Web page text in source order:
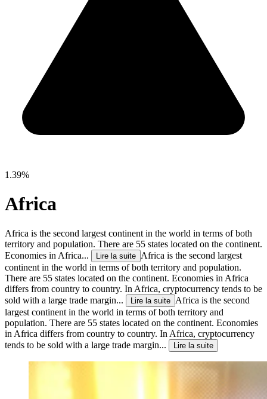
1.39%
Africa
Africa is the second largest continent in the world in terms of both
territory and population. There are 55 states located on the continent.
Economies in Africa...
Lire la suite Africa is the second largest
continent in the world in terms of both territory and population.
There are 55 states located on the continent. Economies in Africa
differs from country to country. In Africa, cryptocurrency tends to be
sold with a large trade margin...
Lire la suite Africa is the second
largest continent in the world in terms of both territory and
population. There are 55 states located on the continent. Economies
in Africa differs from country to country. In Africa, cryptocurrency
tends to be sold with a large trade margin...
Lire la suite